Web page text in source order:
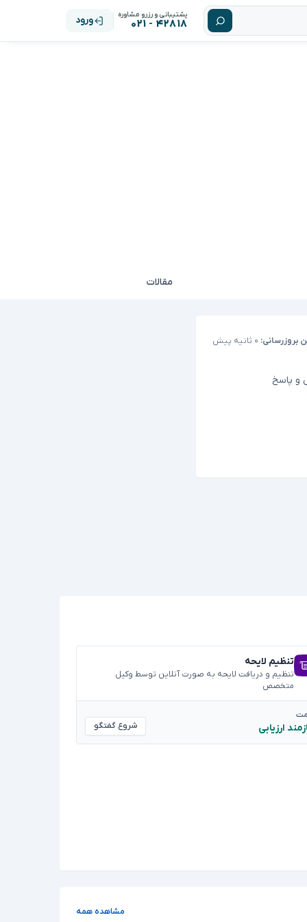
پشتیبانی و رزرو مشاوره
۴۲۸۱۸ - ۰۲۱ ورود
مقالات
بروزرسانی:
و پاسخ
تنظیم لایحه
تنظیم و دریافت لایحه به صورت آنلاین توسط وکیل
متخصص
ارزیابی شروع گفتگو
مشاهده همه